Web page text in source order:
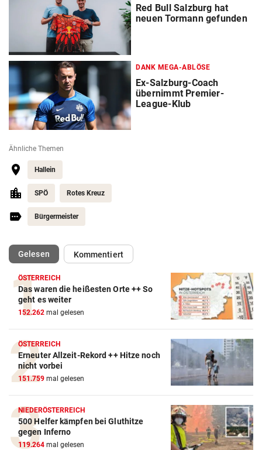
Red Bull Salzburg hat
neuen Tormann gefunden
DANK MEGA-ABLÖSE
Ex-Salzburg-Coach
übernimmt Premier-
League-Klub
Ähnliche Themen
Hallein
SPÖ Rotes Kreuz
Bürgermeister
Gelesen(ausgewählt)Kommentiert
ÖSTERREICH
Das waren die heißesten Orte ++ So
geht es weiter
152.262 mal gelesen
ÖSTERREICH
Erneuter Allzeit-Rekord ++ Hitze noch
nicht vorbei
151.759 mal gelesen
NIEDERÖSTERREICH
500 Helfer kämpfen bei Gluthitze
gegen Inferno
119.264 mal gelesen